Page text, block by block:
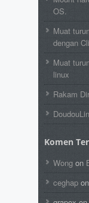
OS.
Muat
dengan
Muat
linux
Rakam
Komen
Wong on
ceghap on